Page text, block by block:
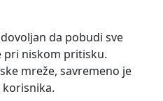
da pobudi sve
pri niskom pritisku.
mreže, savremeno je